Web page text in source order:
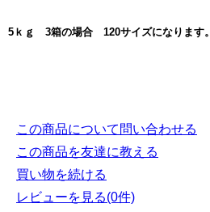
5ｋｇ 3箱の場合 120サイズになります。
この商品について問い合わせる
この商品を友達に教える
買い物を続ける
レビューを見る(0件)